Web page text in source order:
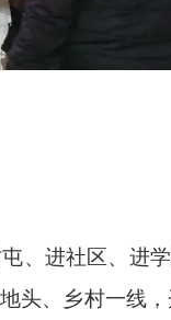
、进社区、进
头、乡村一线